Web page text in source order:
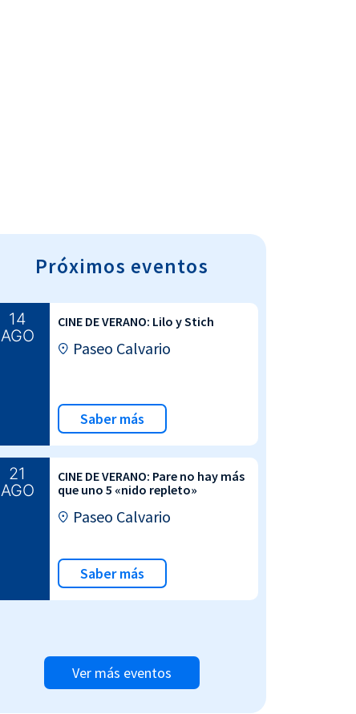
Próximos eventos
14
AGO
CINE DE VERANO: Lilo y Stich
Paseo Calvario
Saber más
21
AGO
CINE DE VERANO: Pare no hay más
que uno 5 «nido repleto»
Paseo Calvario
Saber más
Ver más eventos